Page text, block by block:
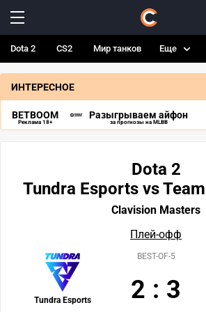
Dota 2 CS2 Мир танков Еще
ИНТЕРЕСНОЕ
BETBOOM
Реклама 18+
Разыгрываем айфон
за прогнозы на MLBB
Dota 2
Tundra Esports vs
Clavision Masters
Плей-офф
Tundra Esports
BEST-OF-5
2 : 3